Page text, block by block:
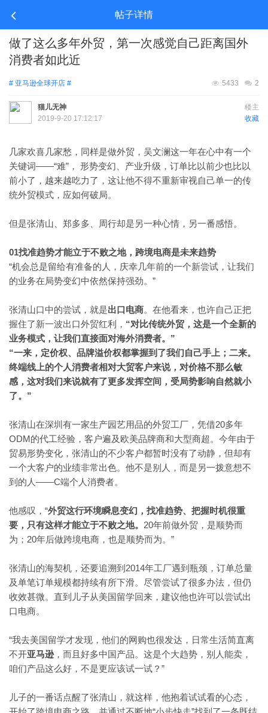
帖子详情
做了这么多年外贸，第一次感觉自己距离国外
消费者如此近
# 亚马逊全球开店 # 2
5433
楼主
猫儿无神
收藏
2019-9-20 17:12:17
几家欢喜几家愁，同样是做外贸，吴文澜这一年在心中有一个
关键词——“难”， 形势变幻、产业升级，订单比以前少也比以
前小了，越来越吃力了，这让他不得不重新审视自己单一的传
统外贸模式，应如何破局。
但是张清山、郑多多、周行却是另一种心情，另一番感悟。
01找准趋势才能立于不败之地，跨境电商是未来趋势
“机会总是留给有准备的人，庆幸几年前的一个新尝试，让我们
的业务在局势变幻中依然保持强劲。”
张清山口中的尝试，就是出口电商。在他看来，也许自己正把
握住了新一波出口外贸红利， “对比传统外贸，这是一个全新的
业务模式，让我们直接面对海外消费者。”
“一来，定价权、品牌溢价权都掌握到了我们自己手上；二来。
终端线上的个人消费者相对大贸客户来说，对价格不那么敏
感，这对我们来说就有了更多发挥空间，受局势影响自然就小
了。”
张清山在深圳有一家生产园艺用品的外贸工厂，凭借20多年
ODM的代工经验，客户遍及欧美品牌商和大型商超。今年由于
贸易形势变化，张清山的不少客户都暂时没有了动静，但却有
一个大客户的业绩非常出色。他不是别人，而是另一拨意想不
到的人——C端个人消费者。
他感叹， “外贸这行环境瞬息变幻，找准趋势、把握时机很重
要，只有这样才能立于不败之地。 20年前做外贸，是顺势而
为；20年后做跨境电商，也是顺势而为。”
张清山的海契机，还要追溯到 2014年工厂遇到瓶颈，订单总量
及单笔订单规模都持续有所下滑。尽管尝试了很多办法，但仍
收效甚微。直到儿子从美国留学回来，建议他也许可以尝试出
口电商。
“我去美国留学才发现，他们的网购也很发达，日常生活简直离
不开亚马逊，而且好多中国产品。这是个大趋势，别人能卖，
咱们产品这么好，不是更应该试一试？ ”
儿子的一番话点醒了张清山，就这样，他抱着试试看的心态，